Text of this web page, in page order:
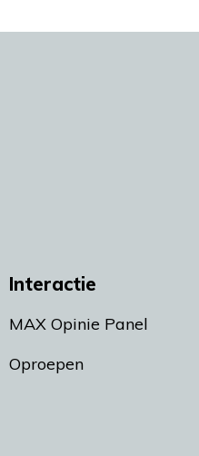
Interactie
MAX Opinie Panel
Oproepen